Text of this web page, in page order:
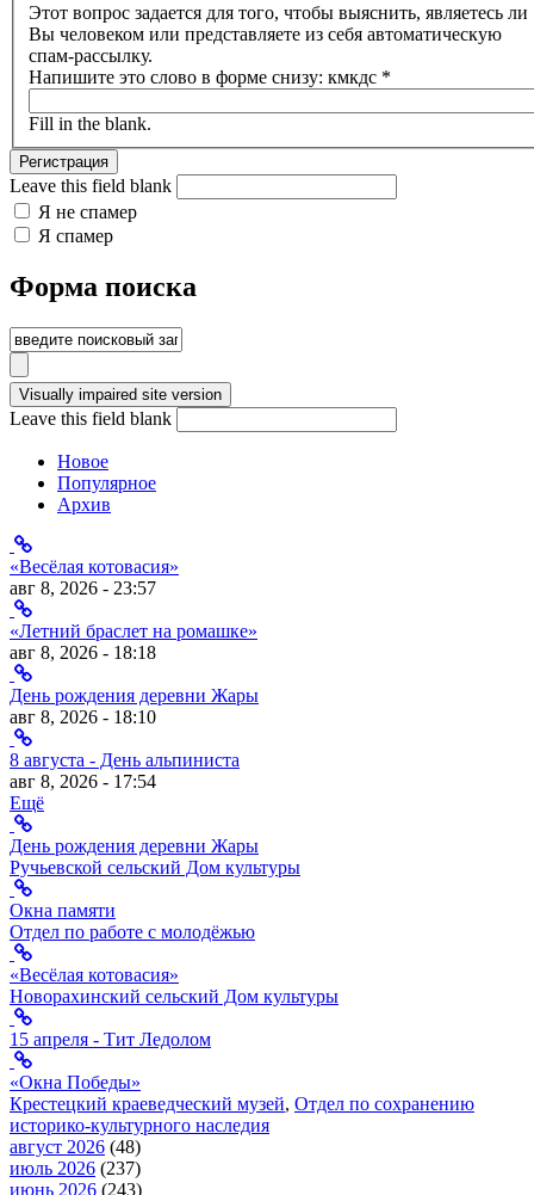
Этот вопрос задается для того, чтобы выяснить, являетесь ли
Вы человеком или представляете из себя автоматическую
спам-рассылку.
Напишите это слово в форме снизу: кмкдс *
Fill in the blank.
Leave this field blank
Я не спамер
Я спамер
Форма поиска
Leave this field blank
Новое
Популярное
Архив
«Весёлая котовасия»
авг 8, 2026 - 23:57
«Летний браслет на ромашке»
авг 8, 2026 - 18:18
День рождения деревни Жары
авг 8, 2026 - 18:10
8 августа - День альпиниста
авг 8, 2026 - 17:54
Ещё
День рождения деревни Жары
Ручьевской сельский Дом культуры
Окна памяти
Отдел по работе с молодёжью
«Весёлая котовасия»
Новорахинский сельский Дом культуры
15 апреля - Тит Ледолом
«Окна Победы»
Крестецкий краеведческий музей, Отдел по сохранению
историко-культурного наследия
август 2026 (48)
июль 2026 (237)
июнь 2026 (243)